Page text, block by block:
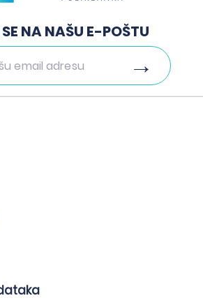
NA NAŠU E-POŠTU